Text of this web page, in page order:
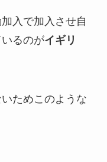
入で加入させ自
るのがイギリ
ためこのような